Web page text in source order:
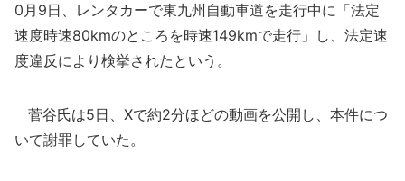
0月9日、レンタカーで東九州自動車道を走行中に「法定
速度時速80kmのところを時速149kmで走行」し、法定速
度違反により検挙されたという。
菅谷氏は5日、Xで約2分ほどの動画を公開し、本件につ
いて謝罪していた。